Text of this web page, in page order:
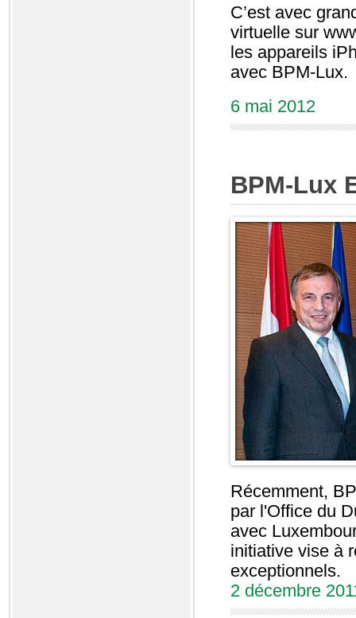
C’est avec
virtuelle sur
les appareils
avec BPM-Lux.
6 mai 2012
BPM-Lux
Récemment,
par l'Office du
avec
initiative vise à
exceptionnels.
2 décembre